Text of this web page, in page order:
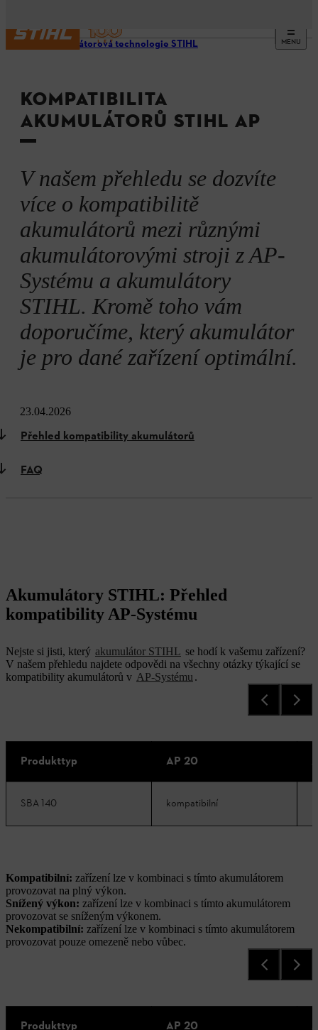
MENU
Akumulátorová technologie STIHL
KOMPATIBILITA
AKUMULÁTORŮ STIHL AP
V našem přehledu se dozvíte
více o kompatibilitě
akumulátorů mezi různými
akumulátorovými stroji z AP-
Systému a akumulátory
STIHL. Kromě toho vám
doporučíme, který akumulátor
je pro dané zařízení optimální.
23.04.2026
Přehled kompatibility akumulátorů
FAQ
Akumulátory STIHL: Přehled
kompatibility AP-Systému
Nejste si jisti, který akumulátor STIHL se hodí k vašemu zařízení?
V našem přehledu najdete odpovědi na všechny otázky týkající se
kompatibility akumulátorů v AP-Systému .
Produkttyp AP 20
SBA 140 kompatibilní
Kompatibilní: zařízení lze v kombinaci s tímto akumulátorem
provozovat na plný výkon.
Snížený výkon: zařízení lze v kombinaci s tímto akumulátorem
provozovat se sníženým výkonem.
Nekompatibilní: zařízení lze v kombinaci s tímto akumulátorem
provozovat pouze omezeně nebo vůbec.
Produkttyp AP 20